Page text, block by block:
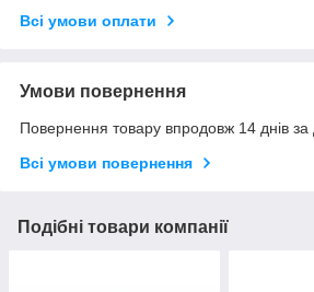
Всі умови оплати
Умови повернення
Повернення товару впродовж 14 днів за
Всі умови повернення
Подібні товари компанії